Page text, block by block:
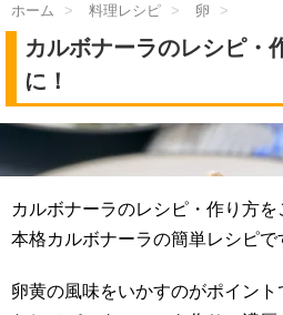
ホーム > 料理レシピ > 卵 >
カルボナーラのレシピ・
に！
チャンネル登録をお願
カルボナーラのレシピ・作り方を
本格カルボナーラの簡単レシピで
卵黄の風味をいかすのがポイン